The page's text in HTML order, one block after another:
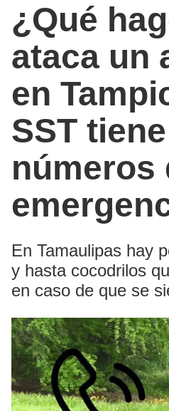
¿Qué
ataca un
en
SST tiene
números
En Tamaulipas hay
y hasta cocodrilos
en caso de que se